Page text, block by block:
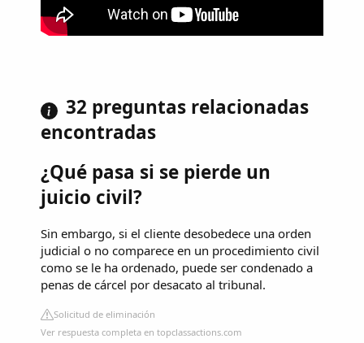
32 preguntas relacionadas
encontradas
¿Qué pasa si se pierde un
juicio civil?
Sin embargo, si el cliente desobedece una orden
judicial o no comparece en un procedimiento civil
como se le ha ordenado, puede ser condenado a
penas de cárcel por desacato al tribunal.
Solicitud de eliminación
Ver respuesta completa en topclassactions.com